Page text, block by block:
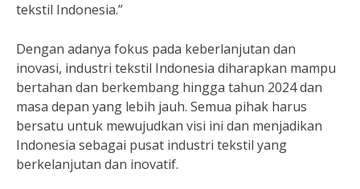
tekstil Indonesia.”
Dengan adanya fokus pada keberlanjutan dan
inovasi, industri tekstil Indonesia diharapkan mampu
bertahan dan berkembang hingga tahun 2024 dan
masa depan yang lebih jauh. Semua pihak harus
bersatu untuk mewujudkan visi ini dan menjadikan
Indonesia sebagai pusat industri tekstil yang
berkelanjutan dan inovatif.